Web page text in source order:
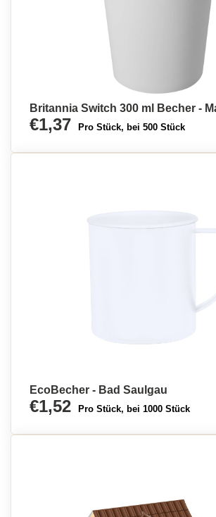
Britannia Switch 300 ml Becher -
€1,37 Pro Stück, bei 500 Stück
EcoBecher - Bad Saulgau
€1,52 Pro Stück, bei 1000 Stück